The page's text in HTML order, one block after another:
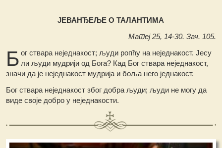
ЈЕВАНЂЕЉЕ О ТАЛАНТИМА
Матеј 25, 14-30. Зач. 105.
Б ог ствара неједнакост; људи ропћу на неједнакост. Јесу
ли људи мудрији од Бога? Кад Бог ствара неједнакост,
значи да је неједнакост мудрија и боља него једнакост.
Бог ствара неједнакост због добра људи; људи не могу да
виде своје добро у неједнакости.